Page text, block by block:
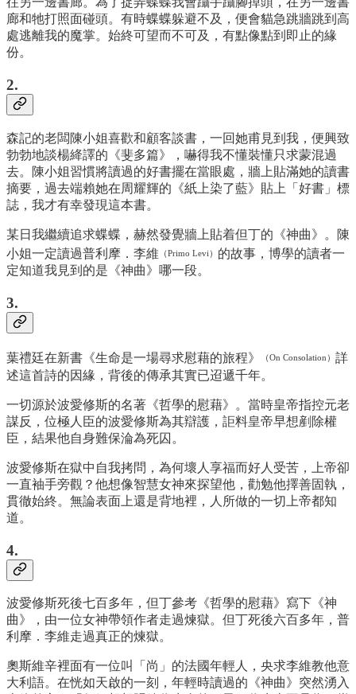
廊和牠打照面碰頭。有時蝶蝶躲避不及，便會貓急跳牆跳到高
處逃離我的魔掌。始終可望而不可及，有點像點到即止的緣
份。
2.
森記的老闆陳小姐喜歡和顧客談書，一回她甫見到我，便興致
勃勃地談楊絳譯的《斐多篇》，嚇得我不懂裝懂只求蒙混過
去。陳小姐習慣將讀過的好書擺在當眼處，牆上貼滿她的讀書
摘要，過去端賴她在周耀輝的《紙上染了藍》貼上「好書」標
誌，我才有幸發現這本書。
某日我繼續追求蝶蝶，赫然發覺牆上貼着但丁的《神曲》。陳
小姐一定讀過普利摩．李維 （Primo Levi） 的故事，博學的讀者一
定知道我見到的是《神曲》哪一段。
3.
葉禮廷在新書《生命是一場尋求慰藉的旅程》 （On Consolation） 詳
述這首詩的因緣，背後的傳承其實已迢遞千年。
一切源於波愛修斯的名著《哲學的慰藉》。當時皇帝指控元老
謀反，位極人臣的波愛修斯為其辯護，詎料皇帝早想剷除權
臣，結果他自身難保淪為死囚。
波愛修斯在獄中自我拷問，為何壞人享福而好人受苦，上帝卻
一直袖手旁觀？他想像智慧女神來探望他，勸勉他擇善固執，
貫徹始終。無論表面上還是背地裡，人所做的一切上帝都知
道。
4.
波愛修斯死後七百多年，但丁參考《哲學的慰藉》寫下《神
曲》，由一位女神帶領作者走過煉獄。但丁死後六百多年，普
利摩．李維走過真正的煉獄。
奧斯維辛裡面有一位叫「尚」的法國年輕人，央求李維教他意
大利語。在恍如天啟的一刻，年輕時讀過的《神曲》突然湧入